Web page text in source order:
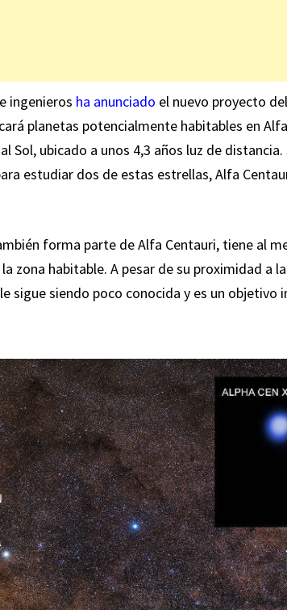
ingenieros ha anunciado el nuevo proyecto del
planetas potencialmente habitables en
Sol, ubicado a unos 4,3 años luz de distancia.
estudiar dos de estas estrellas, Alfa
forma parte de Alfa Centauri, tiene al
zona habitable. A pesar de su proximidad a
sigue siendo poco conocida y es un objetivo